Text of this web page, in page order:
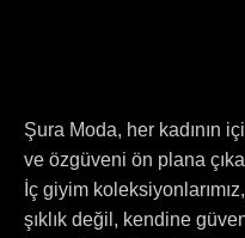
Şura Moda, her kadının
ve özgüveni ön plana
İç giyim
şıklık değil, kendine